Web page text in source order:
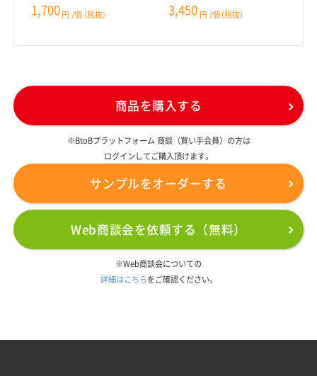
1,700 円 /個 (税抜) 3,450 円 /個 (税抜)
商品を購入する
※BtoBプラットフォーム 商談（買い手会員）の方は
ログインしてご購入頂けます。
サンプルをオーダーする
Web商談会を依頼する（無料）
※Web商談会についての
詳細はこちらをご確認ください。